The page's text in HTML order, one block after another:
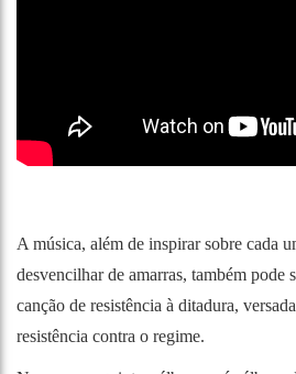
A música, além de inspirar sobre cada
desvencilhar de amarras, também pode
canção de resistência à ditadura,
resistência contra o regime.